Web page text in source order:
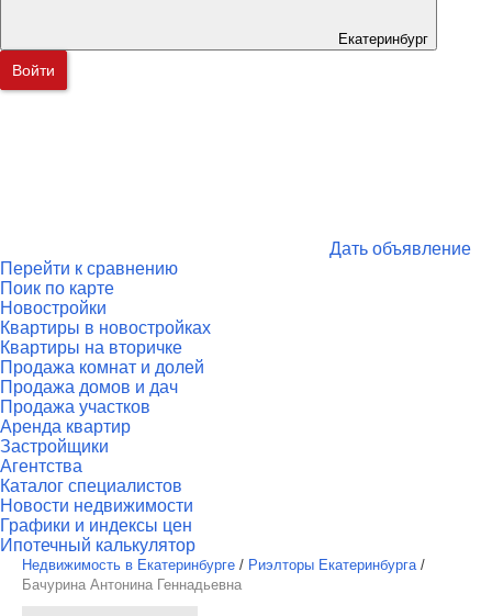
Екатеринбург
Войти
Дать объявление
Перейти к сравнению
Поик по карте
Новостройки
Квартиры в новостройках
Квартиры на вторичке
Продажа комнат и долей
Продажа домов и дач
Продажа участков
Аренда квартир
Застройщики
Агентства
Каталог специалистов
Новости недвижимости
Графики и индексы цен
Ипотечный калькулятор
Недвижимость в Екатеринбурге / Риэлторы Екатеринбурга /
Бачурина Антонина Геннадьевна